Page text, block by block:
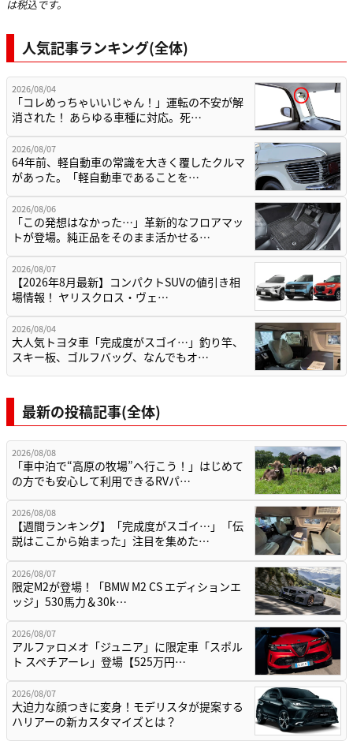
は税込です。
人気記事ランキング(全体)
2026/08/04
「コレめっちゃいいじゃん！」運転の不安が解
消された！ あらゆる車種に対応。死…
2026/08/07
64年前、軽自動車の常識を大きく覆したクルマ
があった。「軽自動車であることを…
2026/08/06
「この発想はなかった…」革新的なフロアマッ
トが登場。純正品をそのまま活かせる…
2026/08/07
【2026年8月最新】コンパクトSUVの値引き相
場情報！ ヤリスクロス・ヴェ…
2026/08/04
大人気トヨタ車「完成度がスゴイ…」釣り竿、
スキー板、ゴルフバッグ、なんでもオ…
最新の投稿記事(全体)
2026/08/08
「車中泊で“高原の牧場”へ行こう！」はじめて
の方でも安心して利用できるRVパ…
2026/08/08
【週間ランキング】「完成度がスゴイ…」「伝
説はここから始まった」注目を集めた…
2026/08/07
限定M2が登場！「BMW M2 CS エディションエ
ッジ」530馬力＆30k…
2026/08/07
アルファロメオ「ジュニア」に限定車「スポル
ト スペチアーレ」登場【525万円…
2026/08/07
大迫力な顔つきに変身！モデリスタが提案する
ハリアーの新カスタマイズとは？